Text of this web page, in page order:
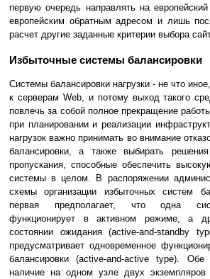
первую очередь направлять на
европейским обратным адресом и лишь
расчет другие заданные критерии выбора
Избыточные системы балансировки
Системы балансировки нагрузки - не что
к серверам Web, и потому выход такого
повлечь за собой полное прекращение
при планировании и реализации
нагрузок важно принимать во внимание
балансировки, а также выбирать
пропускания, способные обеспечить
системы в целом. В распоряжении
схемы организации избыточных систем
первая предполагает, что одна
функционирует в активном режиме, а
состоянии ожидания (active-and-standby
предусматривает одновременное
балансировки (active-and-active type).
наличие на одном узле двух экземпляров